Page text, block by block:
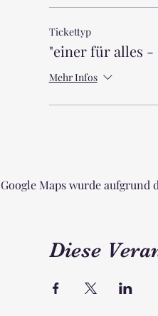
Tickettyp
"einer für alles -
Mehr Infos
Google Maps wurde
Diese